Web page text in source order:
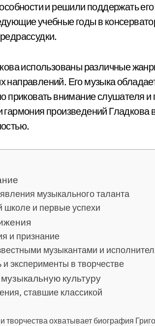
и решили поддержать
учебные годы в
использованы различные
направлений. Его музыка
приковать внимание слушателя и
произведений Гладкова
музыкального таланта
школе и первые успехи
и признание
музыкантами и
эксперименты в творчестве
культуру
ставшие классикой
творчества охватывает биография